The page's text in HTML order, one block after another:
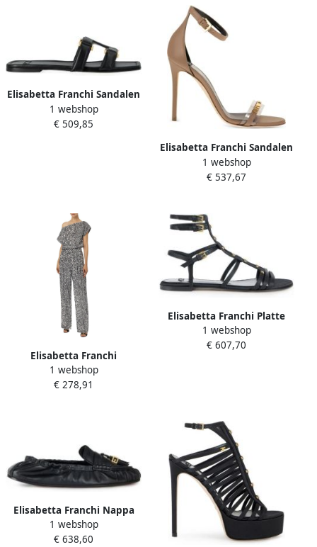
Elisabetta Franchi Sandalen
1 webshop
€ 509,85
Elisabetta Franchi Sandalen
1 webshop
€ 537,67
Elisabetta Franchi
Geborduurde fluwelen
jumpsuit met boothals
1 webshop
€ 278,91
Elisabetta Franchi Platte
Sandalen met Haakjes
1 webshop
€ 607,70
Elisabetta Franchi Nappa
Leren Loafers
1 webshop
€ 638,60